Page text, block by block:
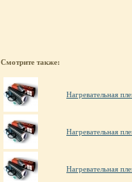
Смотрите также:
Нагревательная
Нагревательная
Нагревательная